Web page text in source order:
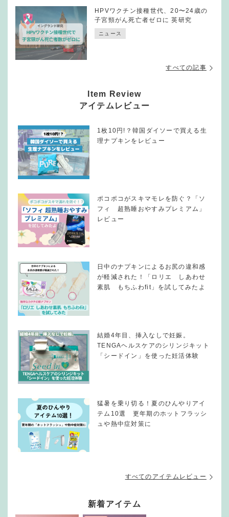
HPVワクチン接種世代、20〜24歳の
子宮頸がん死亡者ゼロに 英研究
ニュース
すべての記事
Item Review
アイテムレビュー
1枚10円!？韓国ダイソーで買える生
理ナプキンをレビュー
ポコポコがスキマモレを防ぐ？「ソ
フィ 超熟睡おやすみプレミアム」
レビュー
日中のナプキンによるお尻の違和感
が軽減された！「ロリエ しあわせ
素肌 もちふわfit」を試してみたよ
結婚4年目、挿入なしで妊娠。
TENGAヘルスケアのシリンジキット
「シードイン」を使った妊活体験
猛暑を乗り切る！夏のひんやりアイ
テム10選 更年期のホットフラッシ
ュや熱中症対策に
すべてのアイテムレビュー
新着アイテム